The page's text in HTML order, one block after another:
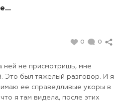
0 0
ней не присмотришь, мне
Это был тяжелый разговор. И я
ее справедливые укоры в
я там видела, после этих